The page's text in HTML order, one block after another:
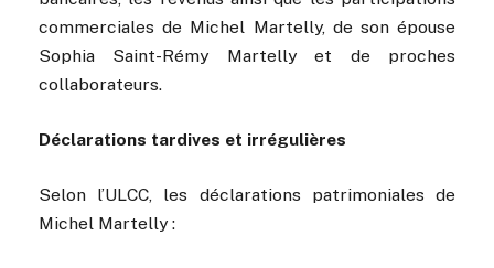
commerciales de Michel Martelly, de son épouse
Sophia Saint-Rémy Martelly et de proches
collaborateurs.
Déclarations tardives et irrégulières
Selon l’ULCC, les déclarations patrimoniales de
Michel Martelly :